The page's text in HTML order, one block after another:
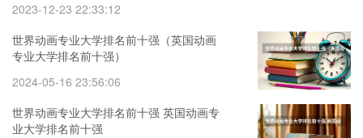
2023-12-23 22:33:12
世界动画专业大学排名前十强（英国动画
专业大学排名前十强）
2024-05-16 23:56:06
世界动画专业大学排名前十强 英国动画专
业大学排名前十强